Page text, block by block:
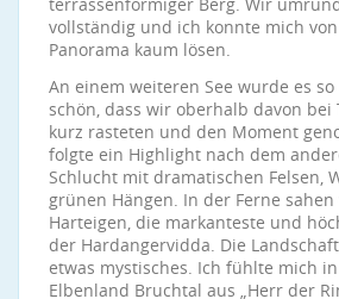
vollständig und ich konnte mich
Panorama kaum lösen.
An einem weiteren See wurde es
schön, dass wir oberhalb davon bei
kurz rasteten und den Moment
folgte ein Highlight nach dem
Schlucht mit dramatischen Felsen,
grünen Hängen. In der Ferne
Harteigen, die markanteste und
der Hardangervidda. Die
etwas mystisches. Ich fühlte mich
Elbenland Bruchtal aus „Herr der